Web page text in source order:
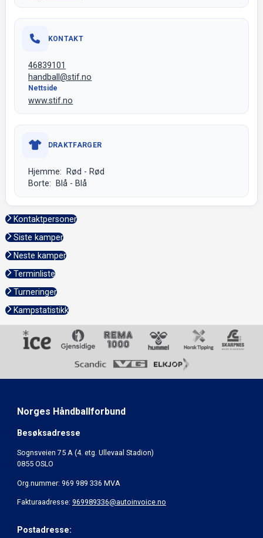
KONTAKT
46839101
handball@stif.no
Nettside
www.stif.no
DRAKTFARGER
Hjemme: Rød - Rød
Borte: Blå - Blå
Kontaktpersoner
Siste kamper
Neste kamper
Terminliste
Turneringer
Kampstatistikk
Norges Håndballforbund
Besøksadresse
Sognsveien 75 A (4. etg. Ullevaal Stadion)
0855 OSLO
Org.nummer: 969 989 336 MVA
Fakturaadresse: 969989336@autoinvoice.no
Postadresse: